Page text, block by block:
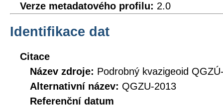
Verze metadatového profilu: 2.0
Identifikace dat
Citace
Název zdroje: Podrobný kvazigeoid
Alternativní název: QGZU-2013
Referenční datum